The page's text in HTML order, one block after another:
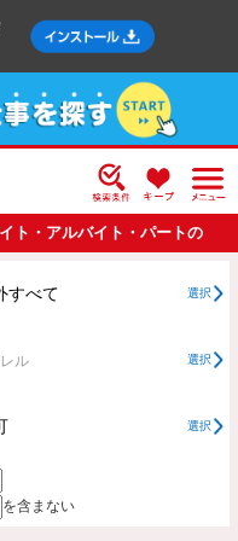
ト・アルバイト・パートの
すべて 選択
ル 選択
選択
を含まない